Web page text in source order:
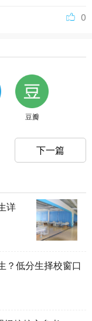
0
豆瓣
下一篇
详
？低分生择校窗口